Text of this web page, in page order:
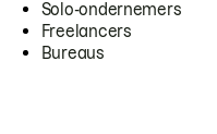
Solo-ondernemers
Freelancers
Bureaus